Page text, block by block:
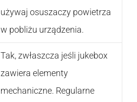
używaj osuszaczy powietrza
w pobliżu urządzenia.
Tak, zwłaszcza jeśli jukebox
zawiera elementy
mechaniczne. Regularne